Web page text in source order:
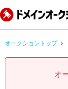
オークショントップ
オ